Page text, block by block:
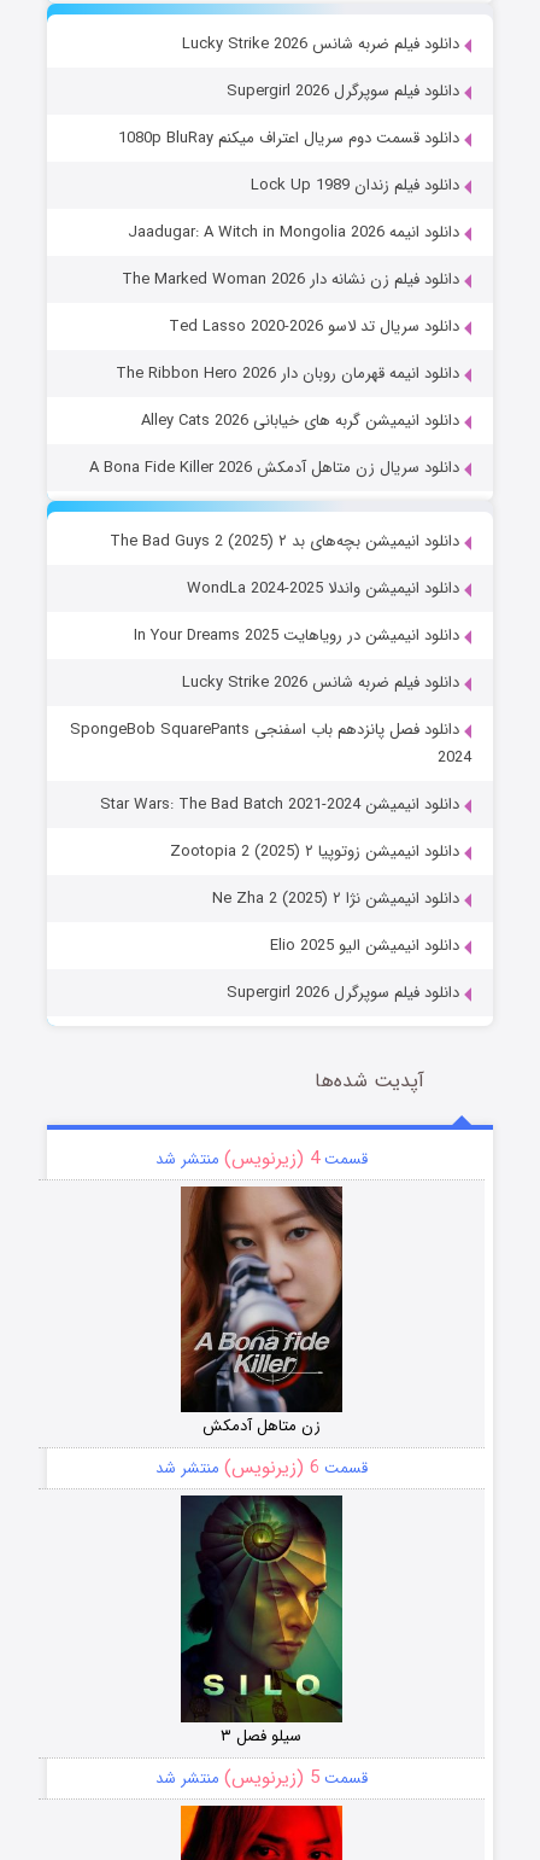
دانلود فیلم ضربه شانس Lucky Strike 2026
دانلود فیلم سوپرگرل Supergirl 2026
دانلود قسمت دوم سریال اعتراف میکنم 1080p BluRay
دانلود فیلم زندان Lock Up 1989
دانلود انیمه Jaadugar: A Witch in Mongolia 2026
دانلود فیلم زن نشانه دار The Marked Woman 2026
دانلود سریال تد لاسو Ted Lasso 2020-2026
دانلود انیمه قهرمان روبان دار The Ribbon Hero 2026
دانلود انیمیشن گربه های خیابانی Alley Cats 2026
دانلود سریال زن متاهل آدمکش A Bona Fide Killer 2026
دانلود انیمیشن بچه‌های بد ۲ The Bad Guys 2 (2025)
دانلود انیمیشن واندلا WondLa 2024-2025
دانلود انیمیشن در رویاهایت In Your Dreams 2025
دانلود فیلم ضربه شانس Lucky Strike 2026
دانلود فصل پانزدهم باب اسفنجی SpongeBob SquarePants
2024
دانلود انیمیشن Star Wars: The Bad Batch 2021-2024
دانلود انیمیشن زوتوپیا ۲ Zootopia 2 (2025)
دانلود انیمیشن نژا ۲ Ne Zha 2 (2025)
دانلود انیمیشن الیو Elio 2025
دانلود فیلم سوپرگرل Supergirl 2026
آپدیت شده‌ها
قسمت4 (زیرنویس) منتشر شد
زن متاهل آدمکش
قسمت 6 (زیرنویس) منتشر شد
سیلو فصل ۳
قسمت5 (زیرنویس) منتشر شد